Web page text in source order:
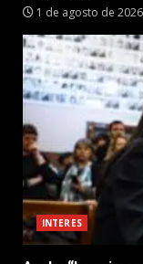
1 de agosto de 2026
INTERES